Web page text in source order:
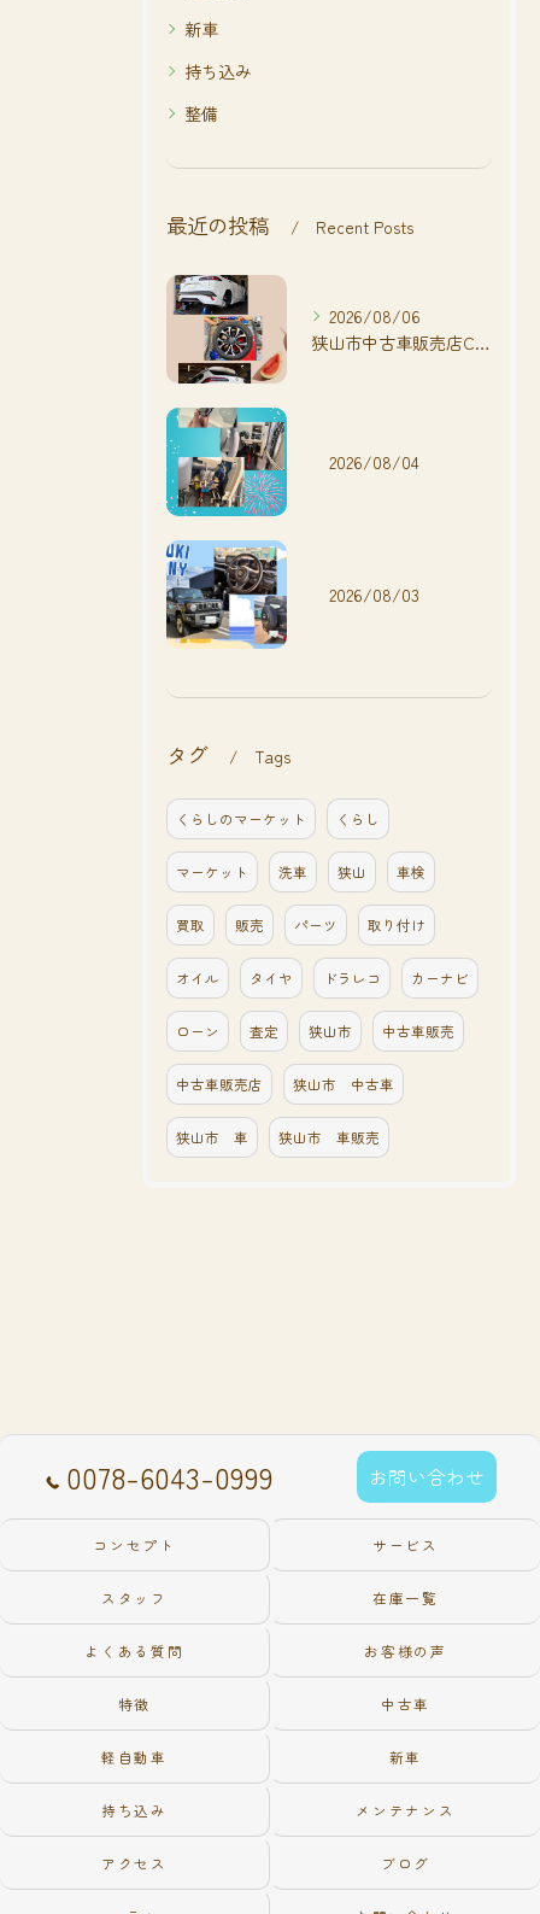
新車
持ち込み
整備
最近の投稿 Recent Posts
2026/08/06
狭山市中古車販売店CarShop FACT.🚗
2026/08/04
2026/08/03
タグ Tags
くらしのマーケット くらし
マーケット 洗車 狭山 車検
買取 販売 パーツ 取り付け
オイル タイヤ ドラレコ カーナビ
ローン 査定 狭山市 中古車販売
中古車販売店 狭山市 中古車
狭山市 車 狭山市 車販売
0078-6043-0999 お問い合わせ
コンセプト サービス
スタッフ 在庫一覧
よくある質問 お客様の声
特徴 中古車
軽自動車 新車
持ち込み メンテナンス
アクセス ブログ